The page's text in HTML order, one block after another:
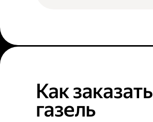
Как заказать
газель